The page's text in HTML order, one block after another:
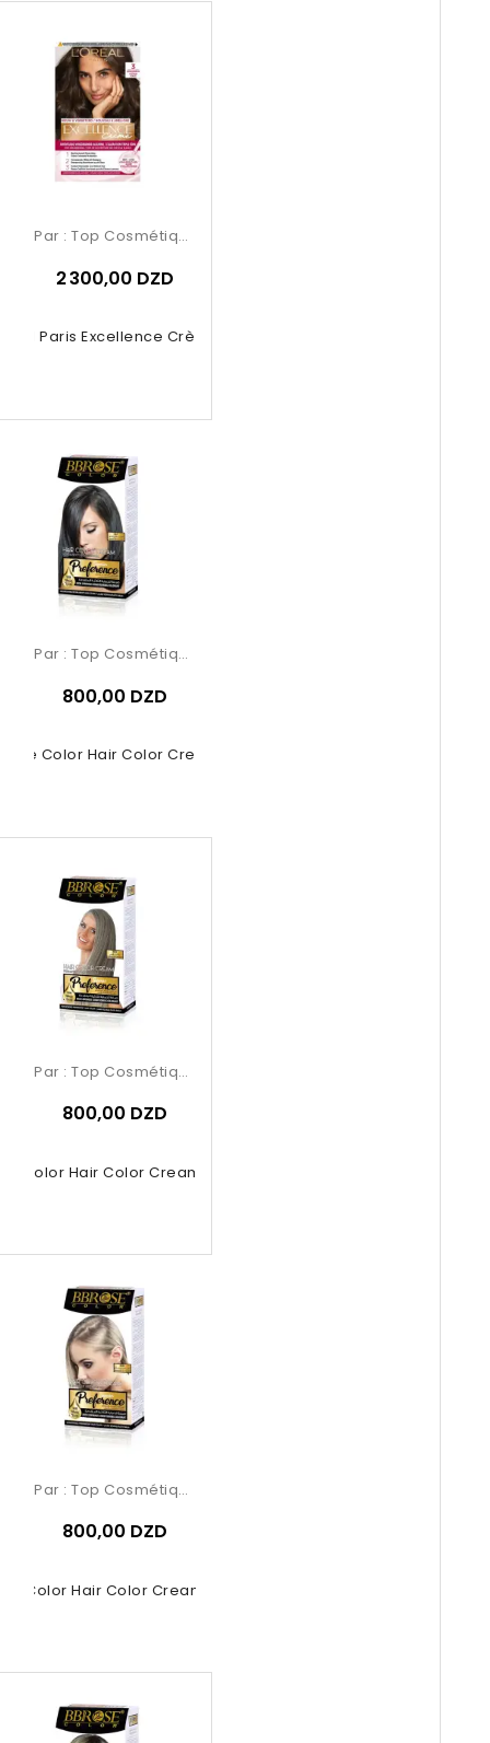
Paris Excellence Crème –...
Par : Top Cosmétiques
2 300,00 DZD
Color Hair Color Cream –...
Par : Top Cosmétiques
800,00 DZD
Color Hair Color Cream – 9.02...
Par : Top Cosmétiques
800,00 DZD
Color Hair Color Cream – 8.01...
Par : Top Cosmétiques
800,00 DZD